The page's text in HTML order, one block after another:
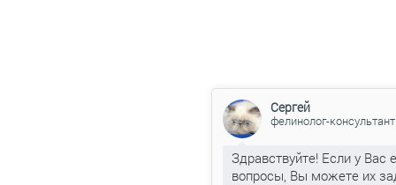
Сергей
фелинолог-консультант
Здравствуйте! Если у Вас
вопросы, Вы можете их